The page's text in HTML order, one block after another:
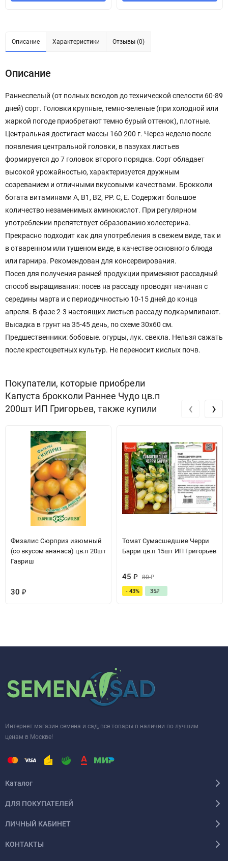
Описание Характеристики Отзывы (0)
Описание
Раннеспелый (от полных всходов до технической спелости 60-89
дней) сорт. Головки крупные, темно-зеленые (при холодной или
жаркой погоде приобретают темно бурый оттенок), плотные.
Центральная достигает массы 160 200 г. Через неделю после
появления центральной головки, в пазухах листьев
формируется до 7 головок второго порядка. Сорт обладает
высокой урожайностью, характеризуется дружным
созреванием и отличными вкусовыми качествами. Брокколи
богата витаминами А, В1, В2, РР. С, Е. Содержит большое
количество незаменимых аминокислот. При регулярном
употреблении препятствует образованию холестерина.
Прекрасно подходит как для употребления в свежем виде, так и
в отваренном или тушеном виде, в качестве основного блюда
или гарнира. Рекомендован для консервирования.
Посев для получения ранней продукции применяют рассадный
способ выращивания: посев на рассаду проводят начиная с
середины марта и с периодичностью 10-15 дней до конца
апреля. В фазе 2-3 настоящих листьев рассаду подкармливают.
Высадка в грунт на 35-45 день, по схеме 30x60 см.
Предшественники: бобовые. огурцы, лук. свекла. Нельзя сажать
после крестоцветных культур. Не переносит кислых почв.
Покупатели, которые приобрели
Капуста брокколи Раннее Чудо цв.п
200шт ИП Григорьев, также купили
Физалис Сюрприз изюмный
(со вкусом ананаса) цв.п 20шт
Гавриш
30 ₽
Томат Сумасшедшие Черри
Барри цв.п 15шт ИП Григорьев
45 ₽ 80₽
- 43% 35₽
‹ ›
Интернет магазин семена и сад, все товары в наличии по лучшим
ценам в Москве!
Каталог
ДЛЯ ПОКУПАТЕЛЕЙ
ЛИЧНЫЙ КАБИНЕТ
КОНТАКТЫ